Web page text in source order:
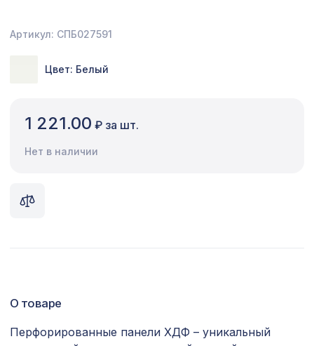
Перфорированные панели
Плинтусы
Сопутствующие товары
Цветной багет
Экраны для радиаторов
Экран для радиатора, МОДЕРН,
Артикул: СПБ027591
Цвет: Белый
1 221.00 ₽ за шт.
Нет в наличии
О товаре
Перфорированные панели ХДФ – уникальный